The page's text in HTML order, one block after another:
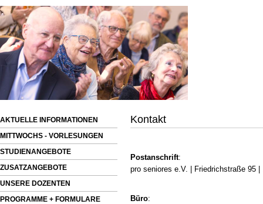
AKTUELLE INFORMATIONEN
MITTWOCHS - VORLESUNGEN
STUDIENANGEBOTE
ZUSATZANGEBOTE
UNSERE DOZENTEN
PROGRAMME + FORMULARE
Kontakt
Postanschrift:
pro seniores e.V. | Friedrichstraße 95 |
Büro: